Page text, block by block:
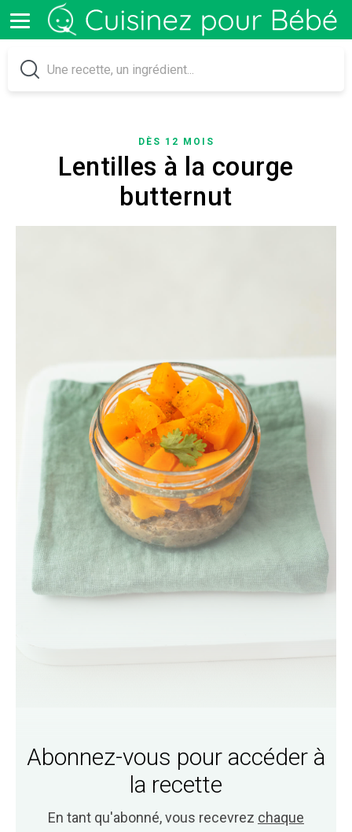
DÈS 12 MOIS
Lentilles à la courge
butternut
Abonnez-vous pour accéder à
la recette
En tant qu'abonné, vous recevrez chaque